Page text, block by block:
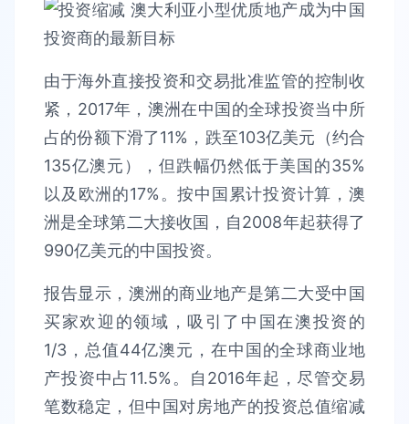
由于海外直接投资和交易批准监管的控制收
紧，2017年，澳洲在中国的全球投资当中所
占的份额下滑了11%，跌至103亿美元（约合
135亿澳元），但跌幅仍然低于美国的35%
以及欧洲的17%。按中国累计投资计算，澳
洲是全球第二大接收国，自2008年起获得了
990亿美元的中国投资。
报告显示，澳洲的商业地产是第二大受中国
买家欢迎的领域，吸引了中国在澳投资的
1/3，总值44亿澳元，在中国的全球商业地
产投资中占11.5%。自2016年起，尽管交易
笔数稳定，但中国对房地产的投资总值缩减